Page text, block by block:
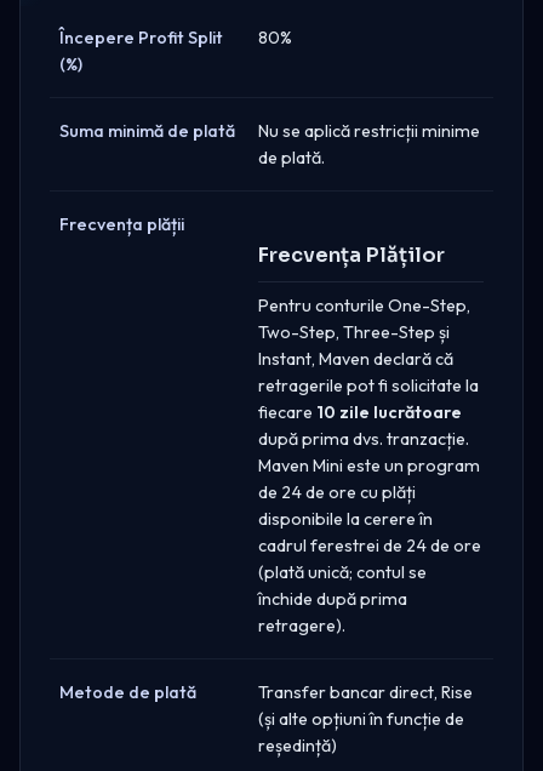
Începere Profit Split
(%)
80%
Suma minimă de plată
Nu se aplică restricții minime
de plată.
Frecvența plății
Frecvența Plăților
Pentru conturile One-Step,
Two-Step, Three-Step și
Instant, Maven declară că
retragerile pot fi solicitate la
fiecare 10 zile lucrătoare
după prima dvs. tranzacție.
Maven Mini este un program
de 24 de ore cu plăți
disponibile la cerere în
cadrul ferestrei de 24 de ore
(plată unică; contul se
închide după prima
retragere).
Metode de plată
Transfer bancar direct, Rise
(și alte opțiuni în funcție de
reședință)